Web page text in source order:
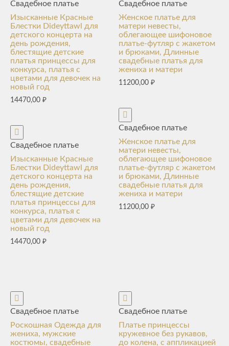
Свадебное платье
Изысканные Красные
Блестки Dideyttawl для
детского концерта на
день рождения,
блестящие детские
платья принцессы для
конкурса, платья с
цветами для девочек на
новый год
14470,00 ₽
Свадебное платье
Изысканные Красные
Блестки Dideyttawl для
детского концерта на
день рождения,
блестящие детские
платья принцессы для
конкурса, платья с
цветами для девочек на
новый год
14470,00 ₽
Свадебное платье
Женское платье для
матери невесты,
облегающее шифоновое
платье-футляр с жакетом
и брюками, Длинные
свадебные платья для
жениха и матери
11200,00₽
Свадебное платье
Женское платье для
матери невесты,
облегающее шифоновое
платье-футляр с жакетом
и брюками, Длинные
свадебные платья для
жениха и матери
11200,00₽
Свадебное платье
Роскошная Одежда для
жениха, мужские
костюмы, свадебные
Свадебное платье
Платье принцессы
кружевное без рукавов,
до колена, с аппликацией